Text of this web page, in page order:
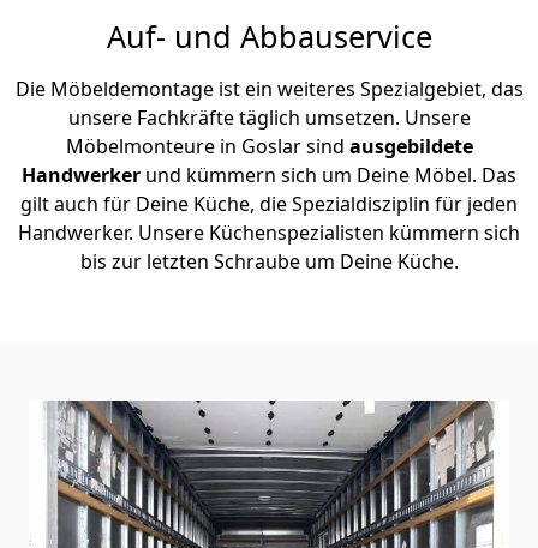
Auf- und Abbauservice
Die Möbeldemontage ist ein weiteres Spezialgebiet, das
unsere Fachkräfte täglich umsetzen. Unsere
Möbelmonteure in Goslar sind ausgebildete
Handwerker und kümmern sich um Deine Möbel. Das
gilt auch für Deine Küche, die Spezialdisziplin für jeden
Handwerker. Unsere Küchenspezialisten kümmern sich
bis zur letzten Schraube um Deine Küche.